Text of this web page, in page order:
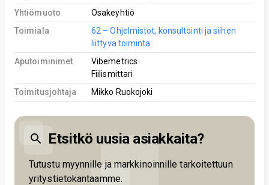
Yhtiömuoto
Osakeyhtiö
Toimiala
62 – Ohjelmistot, konsultointi ja siihen
liittyvä toiminta
Aputoiminimet
Vibemetrics
Fiilismittari
Toimitusjohtaja
Mikko Ruokojoki
Etsitkö uusia asiakkaita?
Tutustu myynnille ja markkinoinnille tarkoitettuun
yritystietokantaamme.